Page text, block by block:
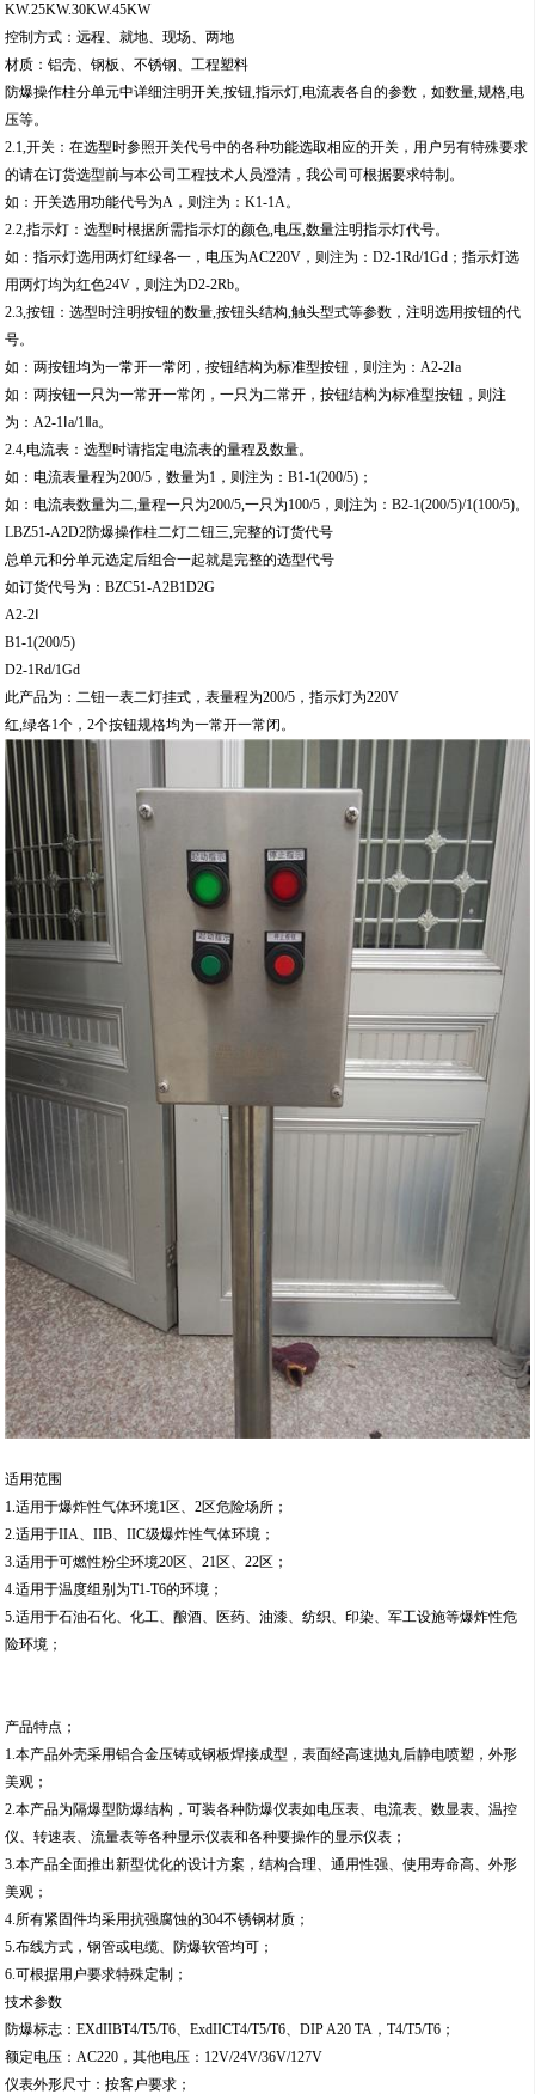
KW.25KW.30KW.45KW
控制方式：远程、就地、现场、两地
材质：铝壳、钢板、不锈钢、工程塑料
防爆操作柱分单元中详细注明开关,按钮,指示灯,电流表各自的参数，如数量,规格,电
压等。
2.1,开关：在选型时参照开关代号中的各种功能选取相应的开关，用户另有特殊要求
的请在订货选型前与本公司工程技术人员澄清，我公司可根据要求特制。
如：开关选用功能代号为A，则注为：K1-1A。
2.2,指示灯：选型时根据所需指示灯的颜色,电压,数量注明指示灯代号。
如：指示灯选用两灯红绿各一，电压为AC220V，则注为：D2-1Rd/1Gd；指示灯选
用两灯均为红色24V，则注为D2-2Rb。
2.3,按钮：选型时注明按钮的数量,按钮头结构,触头型式等参数，注明选用按钮的代
号。
如：两按钮均为一常开一常闭，按钮结构为标准型按钮，则注为：A2-2Ⅰa
如：两按钮一只为一常开一常闭，一只为二常开，按钮结构为标准型按钮，则注
为：A2-1Ⅰa/1Ⅱa。
2.4,电流表：选型时请指定电流表的量程及数量。
如：电流表量程为200/5，数量为1，则注为：B1-1(200/5)；
如：电流表数量为二,量程一只为200/5,一只为100/5，则注为：B2-1(200/5)/1(100/5)。
LBZ51-A2D2防爆操作柱二灯二钮三,完整的订货代号
总单元和分单元选定后组合一起就是完整的选型代号
如订货代号为：BZC51-A2B1D2G
A2-2Ⅰ
B1-1(200/5)
D2-1Rd/1Gd
此产品为：二钮一表二灯挂式，表量程为200/5，指示灯为220V
红,绿各1个，2个按钮规格均为一常开一常闭。
适用范围
1.适用于爆炸性气体环境1区、2区危险场所；
2.适用于IIA、IIB、IIC级爆炸性气体环境；
3.适用于可燃性粉尘环境20区、21区、22区；
4.适用于温度组别为T1-T6的环境；
5.适用于石油石化、化工、酿酒、医药、油漆、纺织、印染、军工设施等爆炸性危
险环境；
产品特点；
1.本产品外壳采用铝合金压铸或钢板焊接成型，表面经高速抛丸后静电喷塑，外形
美观；
2.本产品为隔爆型防爆结构，可装各种防爆仪表如电压表、电流表、数显表、温控
仪、转速表、流量表等各种显示仪表和各种要操作的显示仪表；
3.本产品全面推出新型优化的设计方案，结构合理、通用性强、使用寿命高、外形
美观；
4.所有紧固件均采用抗强腐蚀的304不锈钢材质；
5.布线方式，钢管或电缆、防爆软管均可；
6.可根据用户要求特殊定制；
技术参数
防爆标志：EXdIIBT4/T5/T6、ExdIICT4/T5/T6、DIP A20 TA，T4/T5/T6；
额定电压：AC220，其他电压：12V/24V/36V/127V
仪表外形尺寸：按客户要求；